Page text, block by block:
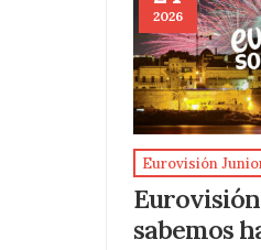
2026
Eurovisión
Eurovisión
sabemos